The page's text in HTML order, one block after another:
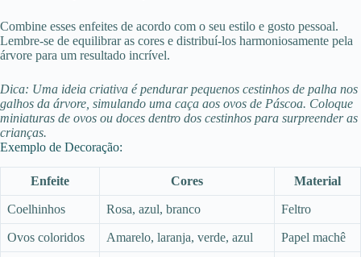
Combine esses enfeites de acordo com o seu estilo e gosto pessoal.
Lembre-se de equilibrar as cores e distribuí-los harmoniosamente pela
árvore para um resultado incrível.
Dica: Uma ideia criativa é pendurar pequenos cestinhos de palha nos
galhos da árvore, simulando uma caça aos ovos de Páscoa. Coloque
miniaturas de ovos ou doces dentro dos cestinhos para surpreender as
crianças.
Exemplo de Decoração:
Enfeite Cores Material
Coelhinhos Rosa, azul, branco Feltro
Ovos coloridos Amarelo, laranja, verde, azul Papel machê